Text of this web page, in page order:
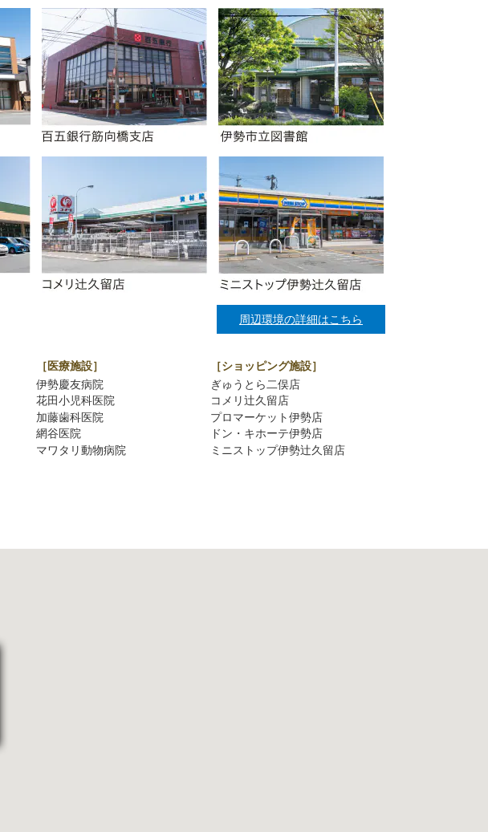
周辺環境の詳細はこちら
［医療施設］
伊勢慶友病院
花田小児科医院
加藤歯科医院
網谷医院
マワタリ動物病院
［ショッピング施設］
ぎゅうとら二俣店
コメリ辻久留店
プロマーケット伊勢店
ドン・キホーテ伊勢店
ミニストップ伊勢辻久留店